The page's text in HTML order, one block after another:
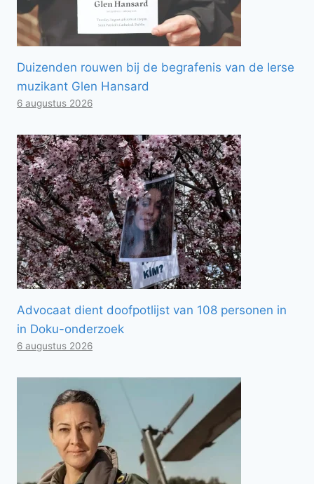
Duizenden rouwen bij de begrafenis van de Ierse
muzikant Glen Hansard
6 augustus 2026
Advocaat dient doofpotlijst van 108 personen in
in Doku-onderzoek
6 augustus 2026